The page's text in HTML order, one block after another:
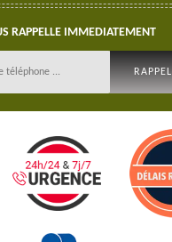
RAPPELLE IMMEDIATEMENT